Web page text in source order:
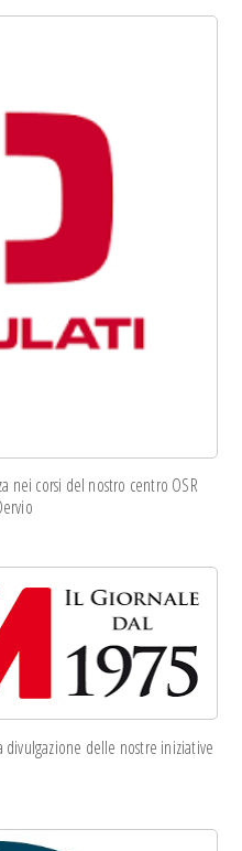
nei corsi del nostro centro OSR
delle nostre iniziative